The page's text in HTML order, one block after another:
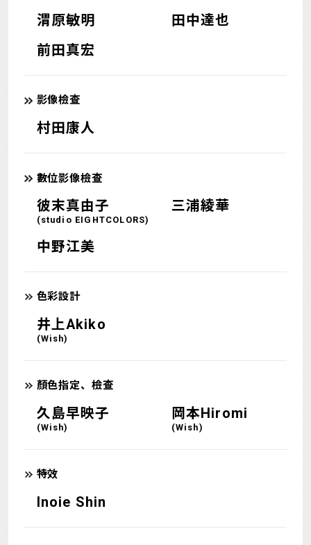
渭原敏明
田中達也
前田真宏
影像檢查
村田康人
數位影像檢查
彼末真由子
(studio EIGHTCOLORS)
三浦綾華
中野江美
色彩設計
井上Akiko
(Wish)
顏色指定、檢查
久島早映子
(Wish)
岡本Hiromi
(Wish)
特效
Inoie Shin